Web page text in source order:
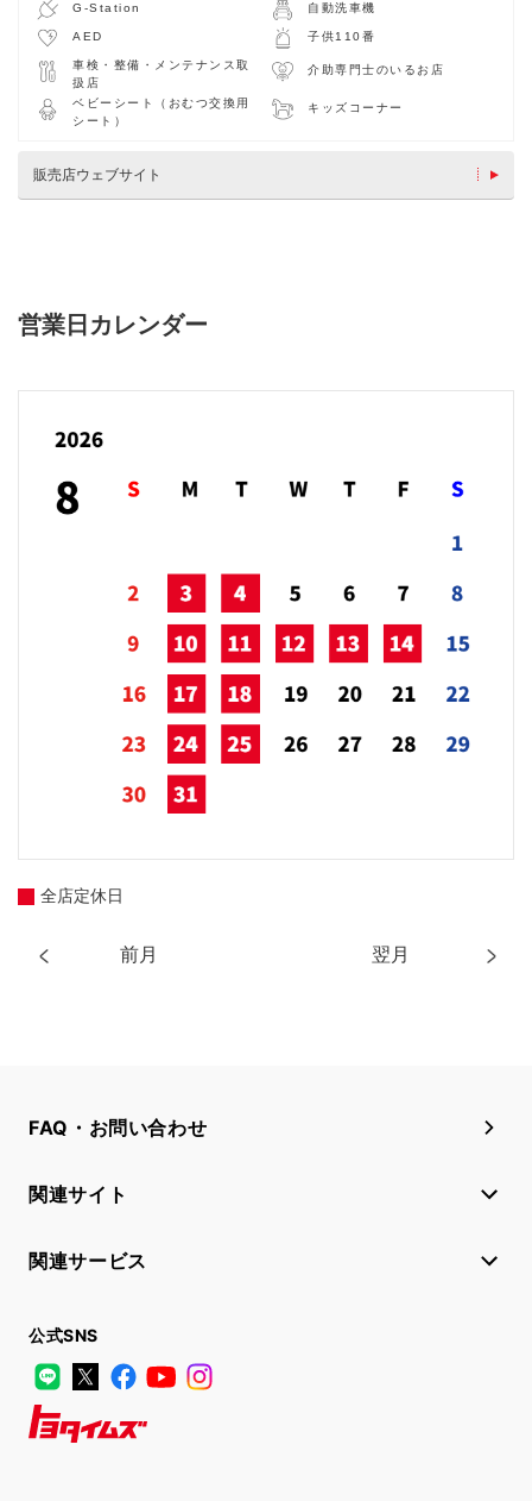
G-Station 自動洗車機
AED 子供110番
車検・整備・メンテナンス取
扱店
介助専門士のいるお店
ベビーシート（おむつ交換用
シート）
キッズコーナー
販売店ウェブサイト
営業日カレンダー
前月 翌月
全店定休日
FAQ・お問い合わせ
関連サイト
関連サービス
公式SNS
LINE
X FacebookYouTube